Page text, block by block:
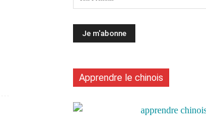
Apprendre le chinois